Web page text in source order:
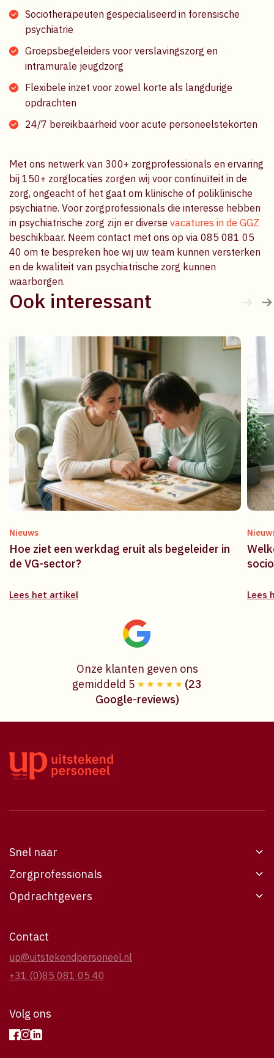
Sociotherapeuten gespecialiseerd in forensische
psychiatrie
Groepsbegeleiders voor verslavingszorg en
intramurale jeugdzorg
Flexibele inzet voor zowel korte als langdurige
opdrachten
24/7 bereikbaarheid voor acute personeelstekorten
Met ons netwerk van 300+ zorgprofessionals en ervaring
bij 150+ zorglocaties zorgen wij voor continuïteit in de
zorg, ongeacht of het gaat om klinische of poliklinische
psychiatrie. Voor zorgprofessionals die interesse hebben
in psychiatrische zorg zijn er diverse vacatures in de GGZ
beschikbaar. Neem contact met ons op via 085 081 05
40 om te bespreken hoe wij uw team kunnen versterken
en de kwaliteit van psychiatrische zorg kunnen
waarborgen.
Ook interessant
Nieuws
Hoe ziet een werkdag eruit als begeleider in
de VG-sector?
Lees het artikel Lees
Onze klanten geven ons
gemiddeld 5
(23
Google-reviews)
Snel naar
Werken bij UP
Vacatures
Over UP
Contact
Zorgprofessionals
Werken bij UP
Contact
Opdrachtgevers
Contact
up@uitstekendpersoneel.nl
+31 (0)85 081 05 40
Volg ons